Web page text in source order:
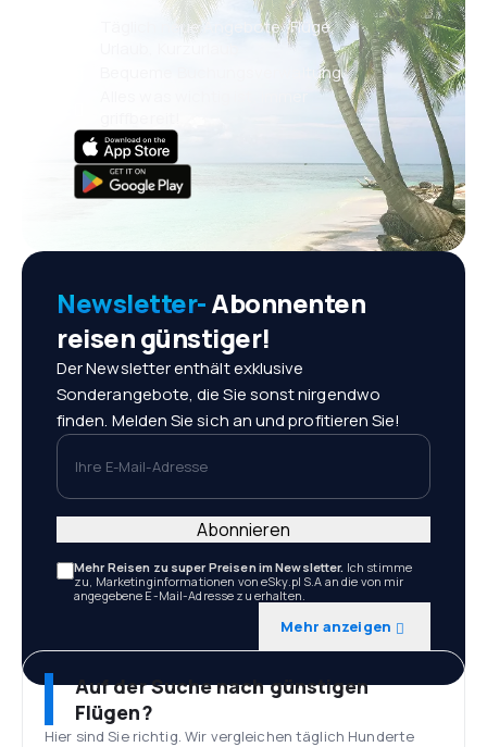
Täglich neue Angebote: Flüge,
Bequeme Buchungsverwaltung
Newsletter-Abonnenten
reisen günstiger!
Der Newsletter enthält exklusive
Sonderangebote, die Sie sonst nirgendwo
finden. Melden Sie sich an und profitieren Sie!
Ihre E-Mail-Adresse
Mehr Reisen zu super Preisen im Newsletter. Ich stimme
zu, Marketinginformationen von eSky.pl S.A an die von mir
angegebene E-Mail-Adresse zu erhalten.
Mehr anzeigen
Abonnieren
Auf der Suche nach günstigen
Flügen?
Hier sind Sie richtig. Wir vergleichen täglich Hunderte